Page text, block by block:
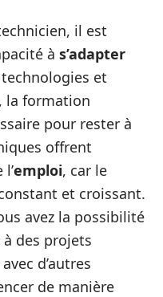
il est
à s’adapter
et
la formation
pour rester à
offrent
emploi, car le
et croissant.
avez la possibilité
des projets
d’autres
de manière